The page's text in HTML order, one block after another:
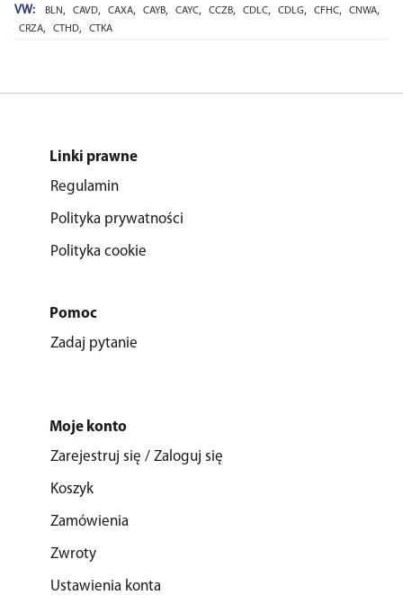
VW: BLN , CAVD, CAXA, CAYB, CAYC, CCZB, CDLC, CDLG, CFHC, CNWA,
CRZA, CTHD, CTKA
Linki prawne
Regulamin
Polityka prywatności
Polityka cookie
Pomoc
Zadaj pytanie
Moje konto
Zarejestruj się / Zaloguj się
Koszyk
Zamówienia
Zwroty
Ustawienia konta